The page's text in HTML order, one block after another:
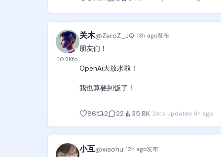
音效：浮块入水的闷响、水花声、观众此起彼
[00:12-00:17] 镜头4：湿滑爬坡墙（Front 3/4
镜头：正面斜前方中景，人、坡墙、顶端抓绳
画面：蓝色倾斜坡墙表面淌着水，反着光。
动作：她助跑冲上坡墙，跑了三步鞋底打滑
台词：「よいしょ、よいしょ……！」（嘿咻、
10.2Kfo
关木@ZeroZ_JQ·13h ago发布
朋友们！
OpenAi大放水啦！
我也算要到饭了！
以后我再也不喷奥特曼和Openai了！
86 2 22 35.8K· Data updated 9h ago
小互@xiaohu·12h ago发布